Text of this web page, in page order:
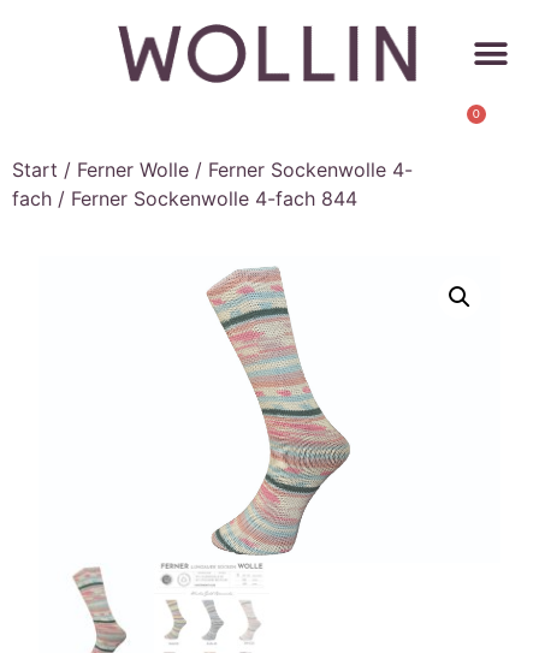
0
Start / Ferner Wolle / Ferner Sockenwolle 4-
fach / Ferner Sockenwolle 4-fach 844